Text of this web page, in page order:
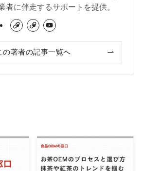
者に伴走するサポートを提供。
の著者の記事一覧へ